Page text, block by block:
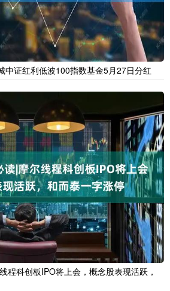
中证红利低波100指数基金5月27日分红
程科创板IPO将上会，概念股表现活跃，